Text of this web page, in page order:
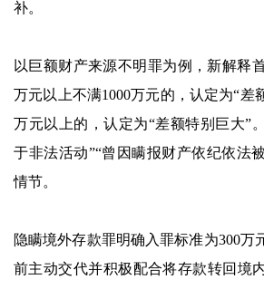
补。
以巨额财产来源不明罪为例，新解释
万元以上不满1000万元的，认定为“差
万元以上的，认定为“差额特别巨大”
于非法活动”“曾因瞒报财产依纪依法
情节。
隐瞒境外存款罪明确入罪标准为300万
前主动交代并积极配合将存款转回境